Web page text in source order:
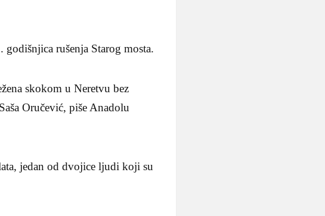
rušenja Starog mosta.
skokom u Neretvu bez
Oručević, piše Anadolu
jedan od dvojice ljudi koji su